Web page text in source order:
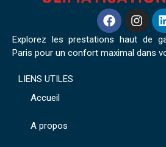
Explorez les prestations haut de
Paris pour un confort maximal dans
LIENS UTILES
Accueil
A propos